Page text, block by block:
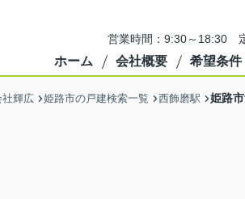
営業時間：9:30～18:30
ホーム 会社概要 希望条件
社輝広 姫路市の戸建検索一覧 西飾磨駅 姫路